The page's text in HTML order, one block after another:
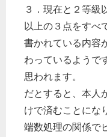
３．現在と２等級
以上の３点をすべ
書かれている内容
わっているようで
思われます。
だとすると、本人
けで済むことにな
端数処理の関係で